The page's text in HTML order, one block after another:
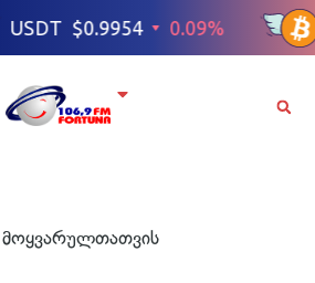
მოყვარულთათვის